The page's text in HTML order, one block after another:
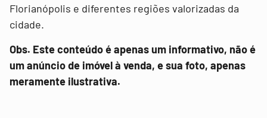
Florianópolis e diferentes regiões valorizadas da
cidade.
Obs. Este conteúdo é apenas um informativo, não é
um anúncio de imóvel à venda, e sua foto, apenas
meramente ilustrativa.